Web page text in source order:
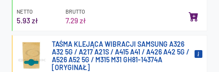
NETTO
5.93 zł
BRUTTO
7.29 zł
TAŚMA KLEJĄCA WIBRACJI SAMSUNG A326
A32 5G / A217 A21S / A415 A41 / A426 A42 5G /
A526 A52 5G / M315 M31 GH81-14374A
[ORYGINAŁ]